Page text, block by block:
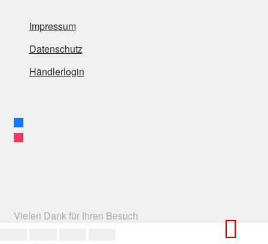
Impressum
Datenschutz
Händlerlogin
facebook
instagram
Vielen Dank für Ihren Besuch